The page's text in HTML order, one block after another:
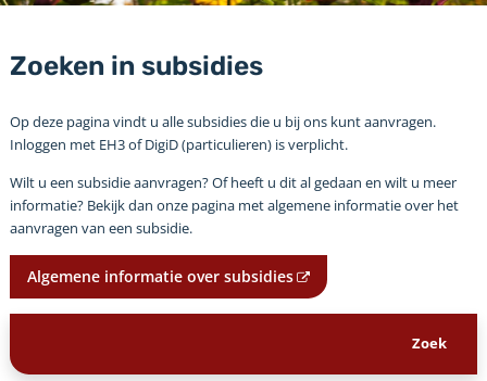
Zoeken in subsidies
Op deze pagina vindt u alle subsidies die u bij ons kunt aanvragen.
Inloggen met EH3 of DigiD (particulieren) is verplicht.
Wilt u een subsidie aanvragen? Of heeft u dit al gedaan en wilt u meer
informatie? Bekijk dan onze pagina met algemene informatie over het
aanvragen van een subsidie.
Algemene informatie over subsidies